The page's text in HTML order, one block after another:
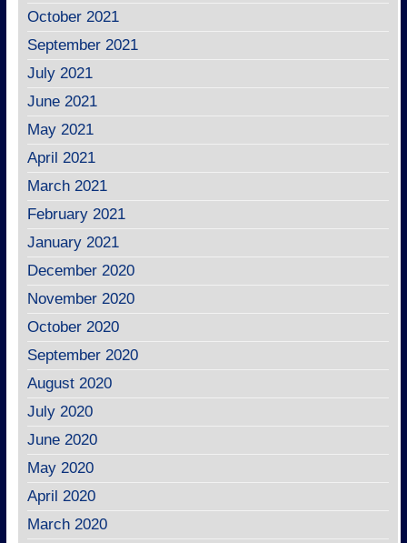
October 2021
September 2021
July 2021
June 2021
May 2021
April 2021
March 2021
February 2021
January 2021
December 2020
November 2020
October 2020
September 2020
August 2020
July 2020
June 2020
May 2020
April 2020
March 2020